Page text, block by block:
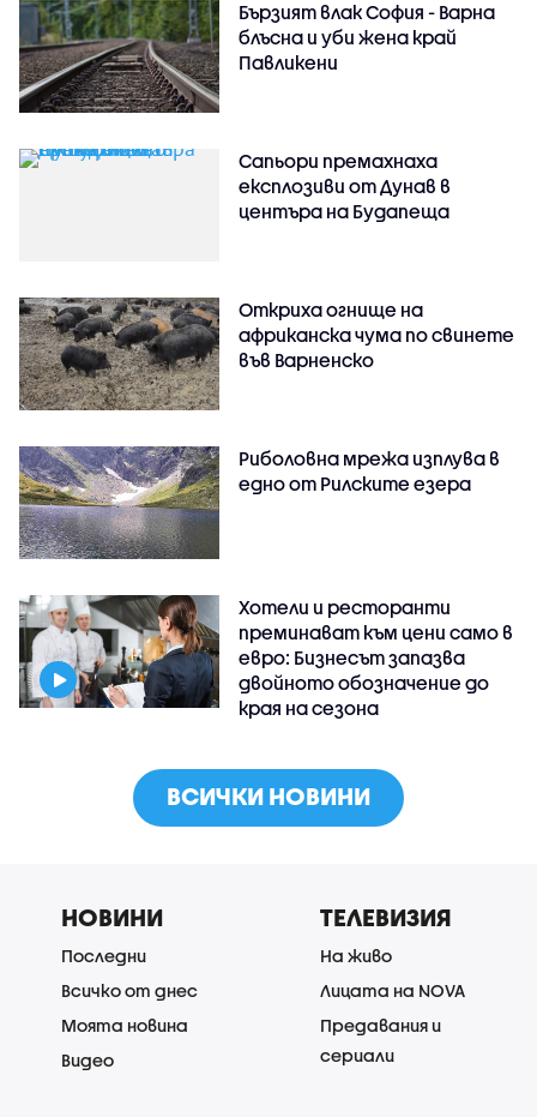
Бързият влак София - Варна
блъсна и уби жена край
Павликени
Сапьори премахнаха
експлозиви от Дунав в
центъра на Будапеща
Откриха огнище на
африканска чума по свинете
във Варненско
Риболовна мрежа изплува в
едно от Рилските езера
Хотели и ресторанти
преминават към цени само в
евро: Бизнесът запазва
двойното обозначение до
края на сезона
ВСИЧКИ НОВИНИ
НОВИНИ
Последни
Всичко от днес
Моята новина
Видео
ТЕЛЕВИЗИЯ
На живо
Лицата на NOVA
Предавания и
сериали